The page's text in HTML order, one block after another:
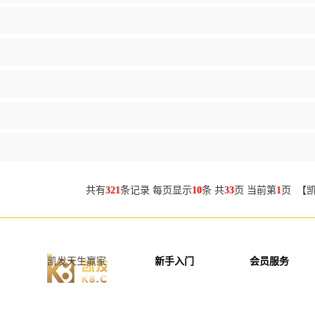
共有321条记录 每页显示10条 共33页 当前第1页 【
凯发天生赢家 新手入门 会员服务